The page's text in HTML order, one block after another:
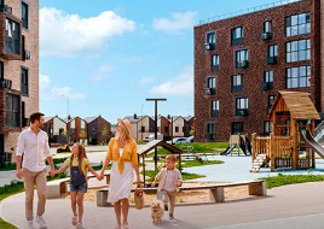
0.013 мм3/м3
337 ppm
8 ppm
За пределами нормы